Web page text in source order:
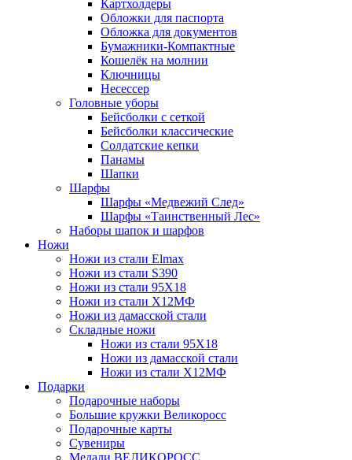
Картхолдеры
Обложки для паспорта
Обложка для документов
Бумажники-Компактные
Кошелёк на молнии
Ключницы
Несессер
Головные уборы
Бейсболки с сеткой
Бейсболки классические
Солдатские кепки
Панамы
Шапки
Шарфы
Шарфы «Медвежий След»
Шарфы «Таинственный Лес»
Наборы шапок и шарфов
Ножи
Ножи из стали Elmax
Ножи из стали S390
Ножи из стали 95X18
Ножи из стали Х12МФ
Ножи из дамасской стали
Складные ножи
Ножи из стали 95X18
Ножи из дамасской стали
Ножи из стали Х12МФ
Подарки
Подарочные наборы
Большие кружки Великоросс
Подарочные карты
Сувениры
Медали ВЕЛИКОРОСС